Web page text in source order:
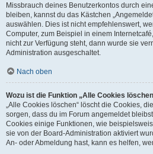
Missbrauch deines Benutzerkontos durch
bleiben, kannst du das Kästchen
auswählen. Dies ist nicht empfehlenswert,
Computer, zum Beispiel in einem
nicht zur Verfügung steht, dann wurde sie
Administration ausgeschaltet.
Nach oben
Wozu ist die Funktion „Alle Cookies
„Alle Cookies löschen“ löscht die Cookies,
sorgen, dass du im Forum angemeldet
Cookies einige Funktionen, wie
sie von der Board-Administration aktiviert
An- oder Abmeldung hast, kann es helfen,